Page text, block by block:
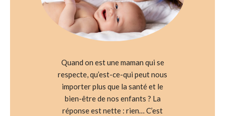
Quand on est une maman qui se
respecte, qu’est-ce-qui peut nous
importer plus que la santé et le
bien-être de nos enfants ? La
réponse est nette : rien… C’est